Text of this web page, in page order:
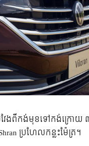
ែង​ពី​កង់​មុខ​ទៅ​កង់​ក្រោយ
ប្រហែល​កន្លះ​ម៉ែត្រ។